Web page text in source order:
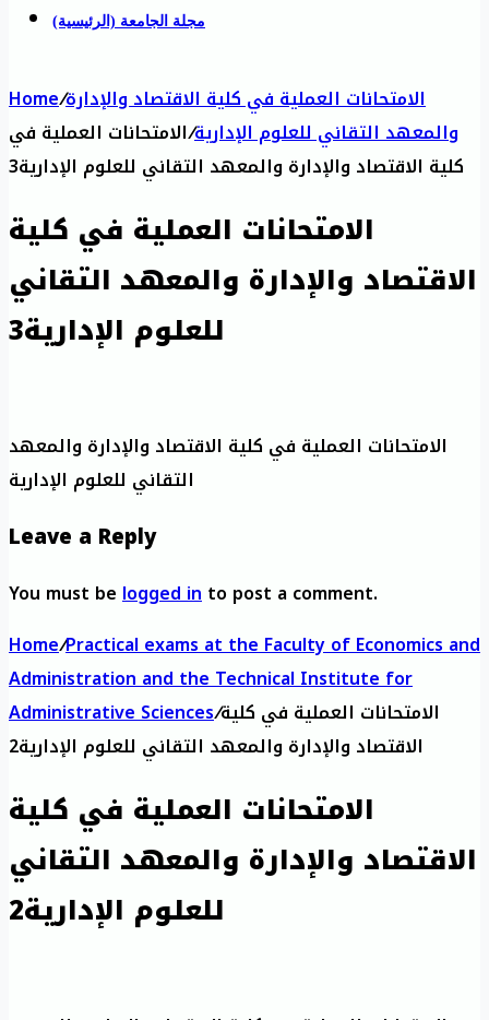
مجلة الجامعة (الرئيسية)
Home/الامتحانات العملية في كلية الاقتصاد والإدارة
والمعهد التقاني للعلوم الإدارية/الامتحانات العملية في
كلية الاقتصاد والإدارة والمعهد التقاني للعلوم الإدارية3
الامتحانات العملية في كلية
الاقتصاد والإدارة والمعهد التقاني
للعلوم الإدارية3
الامتحانات العملية في كلية الاقتصاد والإدارة والمعهد
التقاني للعلوم الإدارية
Leave a Reply
You must belogged into post a comment.
Home/Practical exams at the Faculty of Economics and
Administration and the Technical Institute for
Administrative Sciences/الامتحانات العملية في كلية
الاقتصاد والإدارة والمعهد التقاني للعلوم الإدارية2
الامتحانات العملية في كلية
الاقتصاد والإدارة والمعهد التقاني
للعلوم الإدارية2